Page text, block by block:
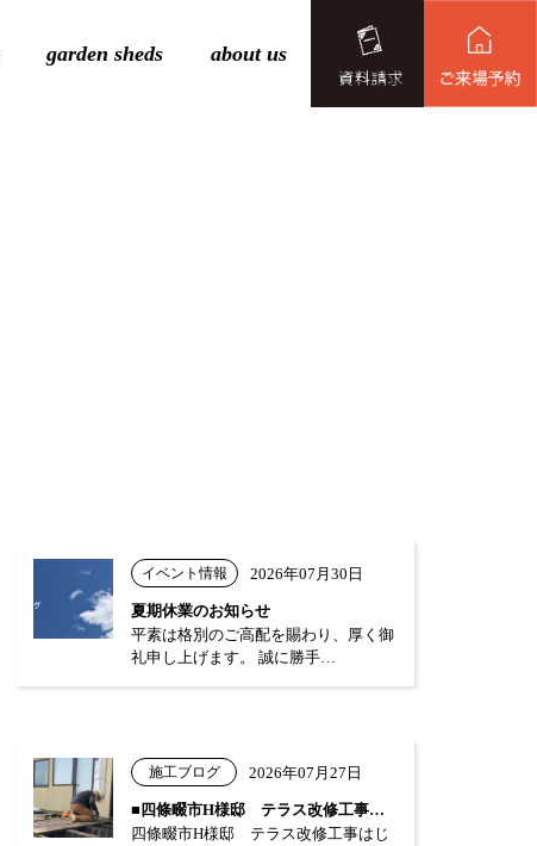
garden sheds about us
イベント情報 2026年07月30日
夏期休業のお知らせ
平素は格別のご高配を賜わり、厚く御
礼申し上げます。 誠に勝手…
施工ブログ 2026年07月27日
■四條畷市H様邸 テラス改修工事はじまり…
四條畷市H様邸 テラス改修工事はじ